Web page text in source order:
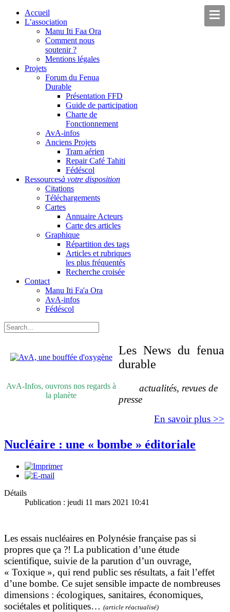
Accueil
L’association
Manu Iti Faa Ora
Comment nous
soutenir ?
Mentions légales
Projets
Forum du Fenua
Durable
Présentation FFD
Guide de participation
Charte de
Fonctionnement
AvA-infos
Anciens Projets
Tram aérien
Repair Café Tahiti
Fédéscol
Ressourcesà votre disposition
Citations
Téléchargements
Cartes
Annuaire Acteurs
Carte des articles
Graphique
Répartition des tags
Articles et rubriques
les plus fréquentés
Recherche croisée
Contact
Manu Iti Fa'a Ora
AvA-infos
Fédéscol
Les News du fenua
durable
AvA-Infos, ouvrons nos regards à
la planète
actualités, revues de
presse
En savoir plus >>
Nucléaire : une « bombe » éditoriale
Détails
Publication : jeudi 11 mars 2021 10:41
Les essais nucléaires en Polynésie française pas si
propres que ça ?! La publication d’une étude
scientifique, suivie de la parution d’un ouvrage,
« Toxique », qui rend public ses résultats, a fait l’effet
d’une bombe. Ce sujet sensible impacte de nombreuses
dimensions : écologiques, sanitaires, économiques,
sociétales et politiques… (article réactualisé)